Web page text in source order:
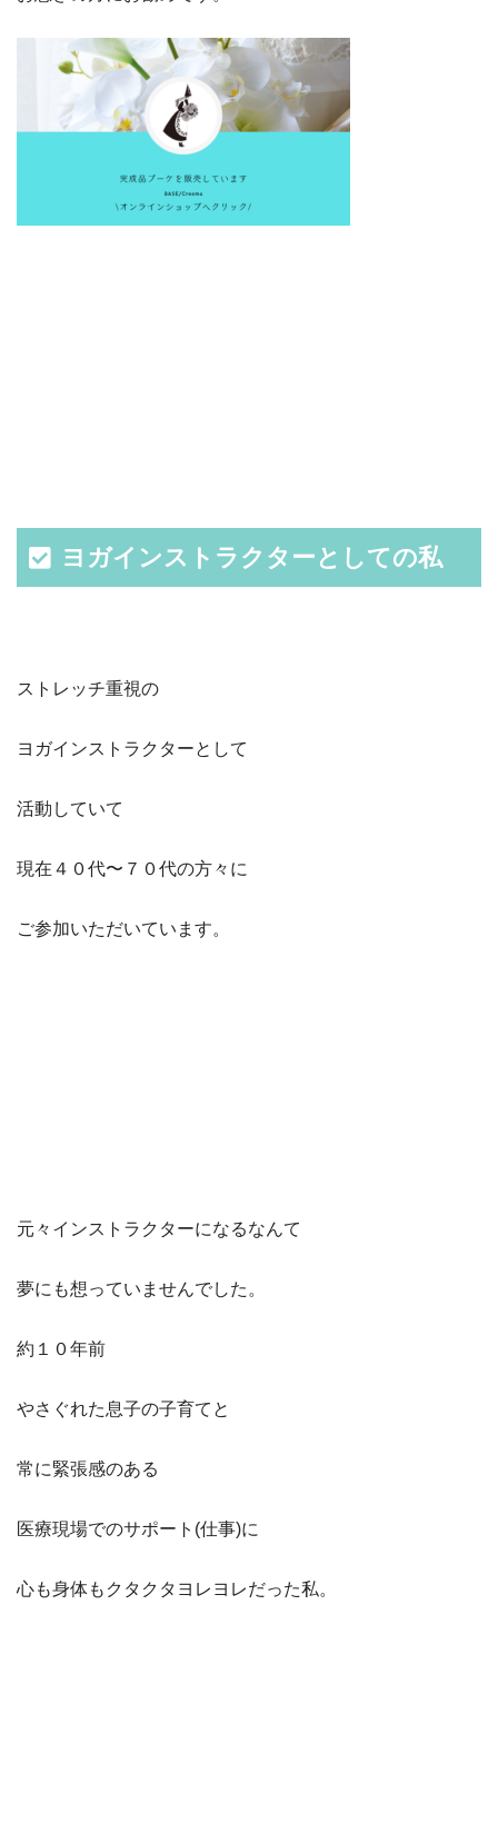
ヨガインストラクターとしての私
ストレッチ重視の
ヨガインストラクターとして
活動していて
現在４０代〜７０代の方々に
ご参加いただいています。
元々インストラクターになるなんて
夢にも想っていませんでした。
約１０年前
やさぐれた息子の子育てと
常に緊張感のある
医療現場でのサポート(仕事)に
心も身体もクタクタヨレヨレだった私。